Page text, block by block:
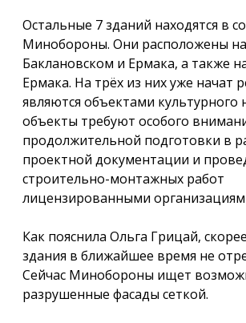
Остальные 7 зданий находятся в
Минобороны. Они расположены на
Баклановском и Ермака, а также
Ермака. На трёх из них уже начат
являются объектами культурного
объекты требуют особого
продолжительной подготовки в
проектной документации и
строительно-монтажных работ
лицензированными
Как пояснила Ольга Грицай,
здания в ближайшее время не
Сейчас Минобороны ищет
разрушенные фасады сеткой.